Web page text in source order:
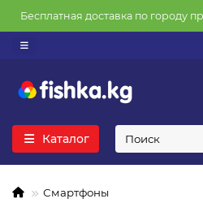
Бесплатная доставка по городу
Каталог
Смартфоны